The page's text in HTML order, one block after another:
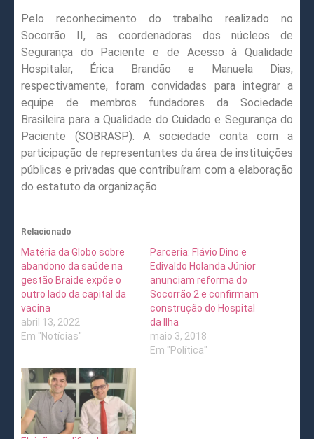
Pelo reconhecimento do trabalho realizado no
Socorrão II, as coordenadoras dos núcleos de
Segurança do Paciente e de Acesso à Qualidade
Hospitalar, Érica Brandão e Manuela Dias,
respectivamente, foram convidadas para integrar a
equipe de membros fundadores da Sociedade
Brasileira para a Qualidade do Cuidado e Segurança do
Paciente (SOBRASP). A sociedade conta com a
participação de representantes da área de instituições
públicas e privadas que contribuíram com a elaboração
do estatuto da organização.
Relacionado
Matéria da Globo sobre
abandono da saúde na
gestão Braide expõe o
outro lado da capital da
vacina
abril 13, 2022
Em "Notícias"
Parceria: Flávio Dino e
Edivaldo Holanda Júnior
anunciam reforma do
Socorrão 2 e confirmam
construção do Hospital
da Ilha
maio 3, 2018
Em "Política"